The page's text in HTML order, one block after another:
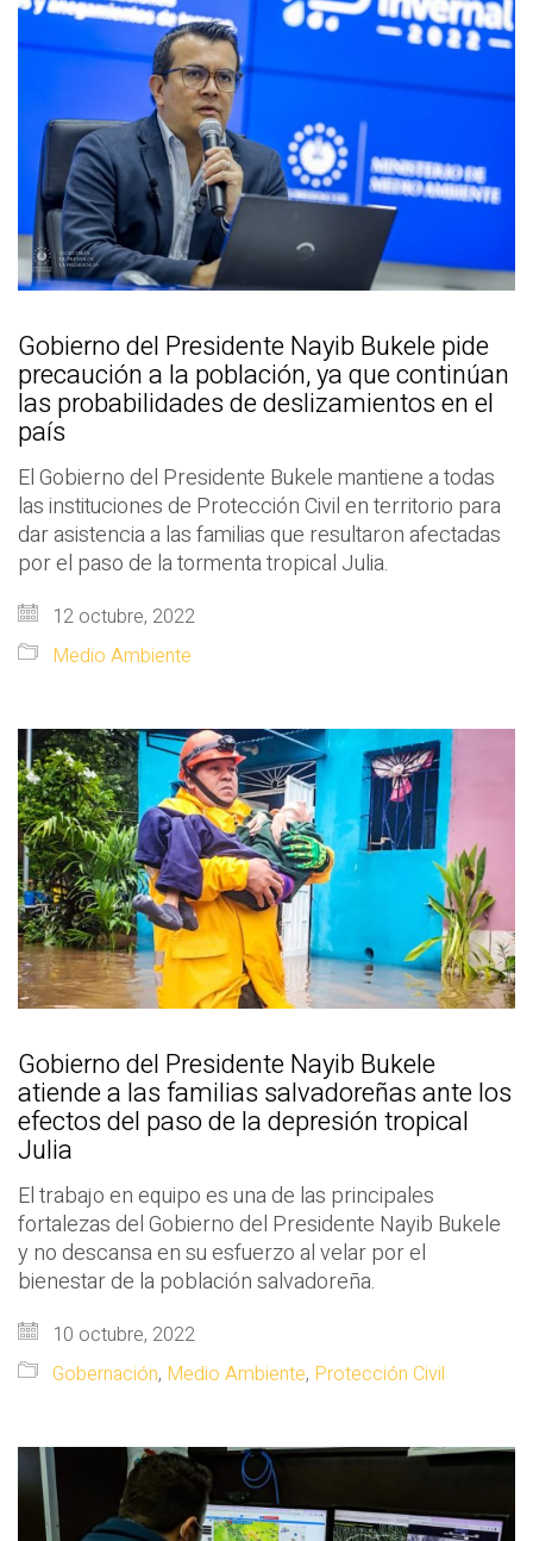
Gobierno del Presidente Nayib Bukele pide
precaución a la población, ya que continúan
las probabilidades de deslizamientos en el
país
El Gobierno del Presidente Bukele mantiene a todas
las instituciones de Protección Civil en territorio para
dar asistencia a las familias que resultaron afectadas
por el paso de la tormenta tropical Julia.
12 octubre, 2022
Medio Ambiente
Gobierno del Presidente Nayib Bukele
atiende a las familias salvadoreñas ante los
efectos del paso de la depresión tropical
Julia
El trabajo en equipo es una de las principales
fortalezas del Gobierno del Presidente Nayib Bukele
y no descansa en su esfuerzo al velar por el
bienestar de la población salvadoreña.
10 octubre, 2022
Gobernación, Medio Ambiente, Protección Civil